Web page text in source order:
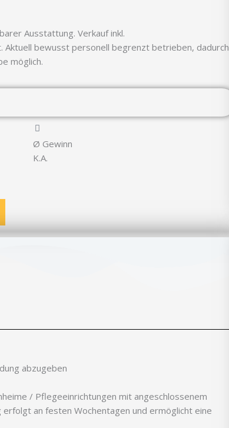
Ausstattung. Verkauf inkl.
bewusst personell begrenzt betrieben, dadurch
möglich.
Ø Gewinn
K.A.
abzugeben
/ Pflegeeinrichtungen mit angeschlossenem
an festen Wochentagen und ermöglicht eine